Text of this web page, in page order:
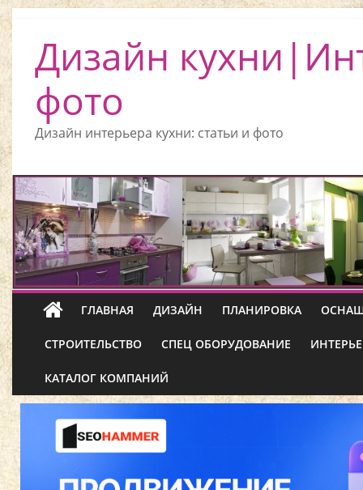
Дизайн
фото
Дизайн интерьера кухни: статьи и фото
ГЛАВНАЯ ДИЗАЙН ПЛАНИРОВКА
СТРОИТЕЛЬСТВО СПЕЦ ОБОРУДОВАНИЕ
КАТАЛОГ КОМПАНИЙ